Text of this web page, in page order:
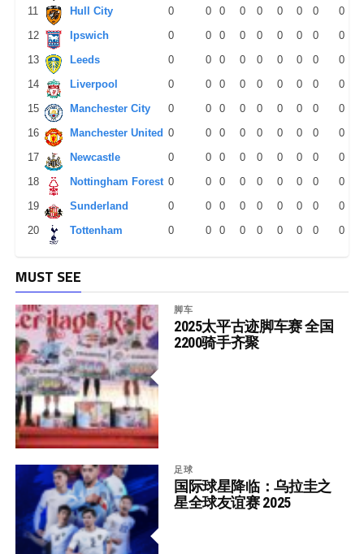
11 Hull City 0 0 0 0 0 0 0 0
0
12
Ipswich 0 0 0 0 0 0 0 0
0
13
Leeds 0 0 0 0 0 0 0 0
0
14
Liverpool 0 0 0 0 0 0 0 0
0
15
Manchester City 0 0 0 0 0 0 0 0
0
16
Manchester United 0 0 0 0 0 0 0 0
0
17
Newcastle 0 0 0 0 0 0 0 0
0
18
Nottingham Forest 0 0 0 0 0 0 0 0
0
19
Sunderland 0 0 0 0 0 0 0 0
0
20
Tottenham 0 0 0 0 0 0 0 0 0
MUST SEE
脚车
2025太平古迹脚车赛 全国
2200骑手齐聚
足球
国际球星降临：乌拉圭之
星全球友谊赛 2025